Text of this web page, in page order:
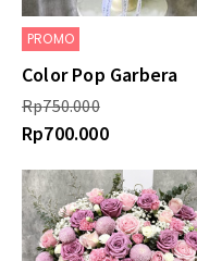
PROMO
Color Pop Garbera
Rp750.000
Rp700.000